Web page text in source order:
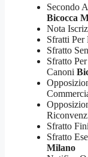
Secondo
Bicocca
Nota
Sfratti Per
Sfratto
Sfratto
Canoni
Sfratto
Sfratto
Milano